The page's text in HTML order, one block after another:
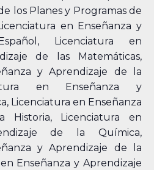
los Planes y Programas de
en Enseñanza y
Licenciatura en
de las Matemáticas,
y Aprendizaje de la
en Enseñanza y
Licenciatura en Enseñanza
Licenciatura en
de la Química,
y Aprendizaje de la
Enseñanza y Aprendizaje